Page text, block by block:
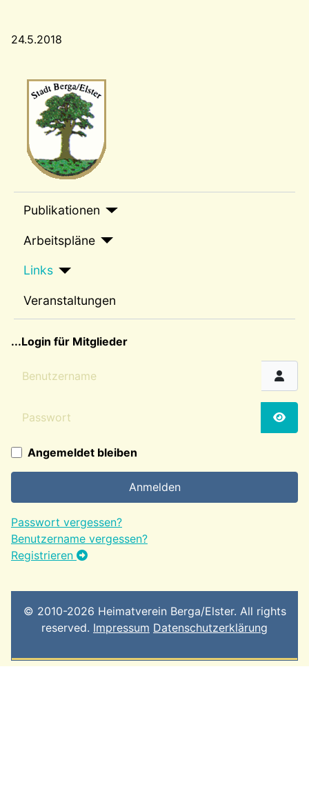
Publikationen
Arbeitspläne
Links
Veranstaltungen
...Login für Mitglieder
Benutzername
Angemeldet bleiben
Anmelden
Passwort vergessen?
Benutzername vergessen?
Registrieren
24.5.2018
© 2010-2026 Heimatverein Berga/Elster. All rights
reserved. Impressum Datenschutzerklärung